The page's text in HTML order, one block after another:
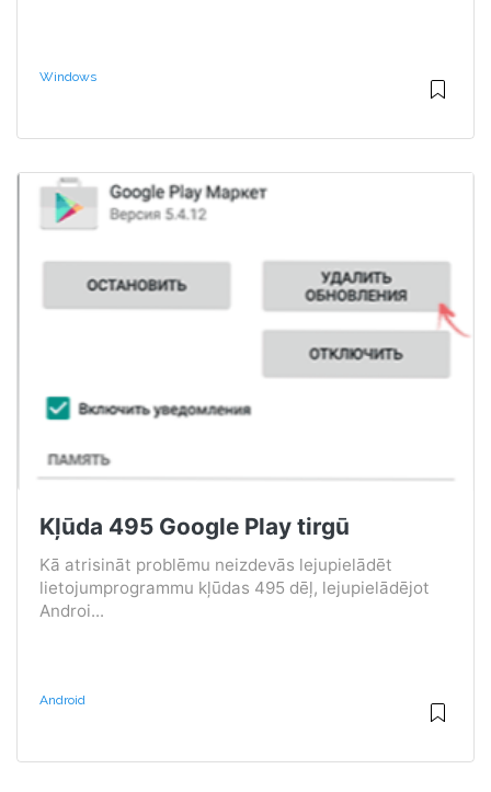
Windows
Kļūda 495 Google Play tirgū
Kā atrisināt problēmu neizdevās lejupielādēt
lietojumprogrammu kļūdas 495 dēļ, lejupielādējot
Androi...
Android